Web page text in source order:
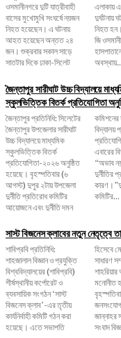
ওসমানীনগরে দুটি যাত্রীবাহী
বাসের মুখোমুখি সংঘর্ষে নয়জন
নিহত হয়েছেন। এ ঘটনায়
আহত হয়েছেন অন্তত ২৪
জন। শুক্রবার সকাল সাড়ে
সাতটার দিকে ঢাকা-সিলেট
এলাকায় এ দুর্ঘটনা ঘটে।
দুর্ঘটনায় ঘটনাস্থলে সাতজন
নিহত হন। পরে সিলেট এম এ
জি ওসমানী মেডিকেল কলেজ
হাসপাতালে চিকিৎসাধীন
জৈন্তাপুর সারীঘাট উচ্চ বিদ্যালয়ে
স্কুলভিত্তিক বিতর্ক প্রতিযোগিতা
জৈন্তাপুর প্রতিনিধি: সিলেটের
জৈন্তাপুর উপজেলার সারীঘাট
উচ্চ বিদ্যালয়ে মাধ্যমিক
স্কুলভিত্তিক বিতর্ক
প্রতিযোগিতা-২০২৬ অনুষ্ঠিত
হয়েছে। বৃহস্পতিবার (৬
আগস্ট) দুপুর ২টায় উপজেলা
দুর্নীতি প্রতিরোধ কমিটির
আয়োজনে এবং দুর্নীতি দমন
কমিশনের সহযোগিতায়
বিদ্যালয় প্রাঙ্গণে এ
প্রতিযোগিতা অনুষ্ঠিত হয়।
এবারের বিতর্কের বিষয় ছিল—
“অভাব নয়, সীমাহীন লোভই
দুর্নীতির প্রধান
কারণ।”দুর্নীতি প্রতিরোধ
কমিটির...
সাস্ট বিজনেস ক্লাবের নতুন নেতৃত্বে
শাবিপ্রবি প্রতিনিধি:
শাহজালাল বিজ্ঞান ও প্রযুক্তি
বিশ্ববিদ্যালয়ের (শাবিপ্রবি)
শীর্ষস্থানীয় কর্পোরেট ও
ব্যবসায়িক সংগঠন ‘সাস্ট
বিজনেস ক্লাব’-এর তৃতীয়
কার্যনির্বাহী কমিটি গঠন করা
হয়েছে। এতে সভাপতি
হিসেবে মো. তাসনিমুল হক ও
সাধারণ সম্পাদক হিসেবে আল
শাহরিয়ার আহমেদ নিবির
মনোনীত হয়েছেন।
বৃহস্পতিবার দুপুরে সংগঠনের
জনসংযোগ সম্পাদক তাকিয়া
জান্নাহর স্বাক্ষরিত এক
সংবাদ